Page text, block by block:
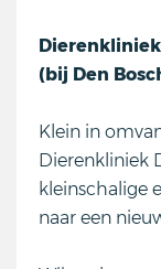
(bij Den
Klein in
Dierenkliniek
kleinschalige
naar een